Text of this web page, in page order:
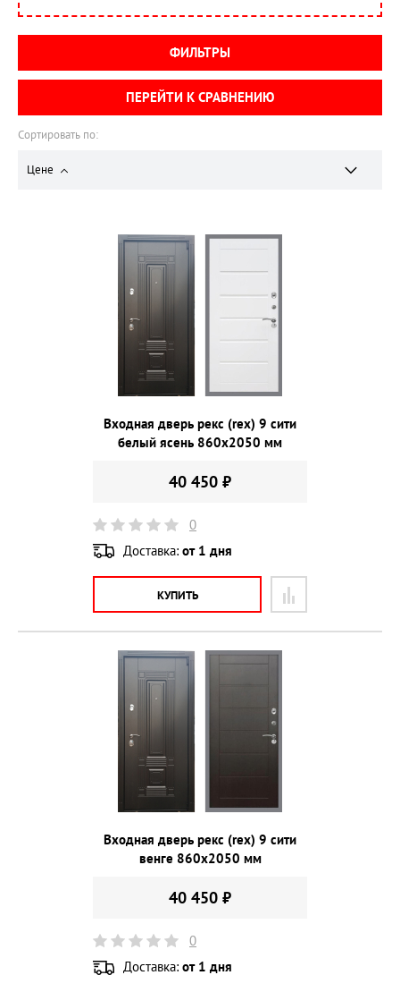
Сортировать по:
Цене
Входная дверь рекс (rex) 9 сити
белый ясень 860х2050 мм
40 450 ₽
0
Доставка: от 1 дня
КУПИТЬ
Входная дверь рекс (rex) 9 сити
венге 860х2050 мм
40 450 ₽
0
Доставка: от 1 дня
ФИЛЬТРЫ
ПЕРЕЙТИ К СРАВНЕНИЮ